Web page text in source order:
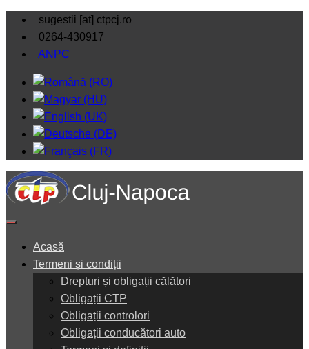
sugestii [at] ctpcj.ro
0264-430917
ANPC
Acasă
Termeni și condiții
Drepturi și obligații călători
Obligații CTP
Obligații controlori
Obligații conducători auto